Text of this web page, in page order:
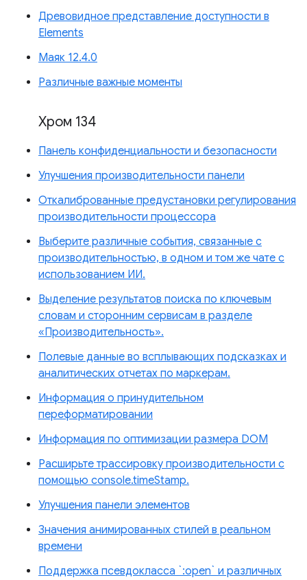
Древовидное представление доступности в
Elements
Маяк 12.4.0
Различные важные моменты
Хром 134
Панель конфиденциальности и безопасности
Улучшения производительности панели
Откалиброванные предустановки регулирования
производительности процессора
Выберите различные события, связанные с
производительностью, в одном и том же чате с
использованием ИИ.
Выделение результатов поиска по ключевым
словам и сторонним сервисам в разделе
«Производительность».
Полевые данные во всплывающих подсказках и
аналитических отчетах по маркерам.
Информация о принудительном
переформатировании
Информация по оптимизации размера DOM
Расширьте трассировку производительности с
помощью console.timeStamp.
Улучшения панели элементов
Значения анимированных стилей в реальном
времени
Поддержка псевдокласса `:open` и различных